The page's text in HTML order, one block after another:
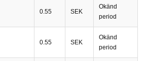
0.55 SEK
Okänd
period
0.55 SEK
Okänd
period